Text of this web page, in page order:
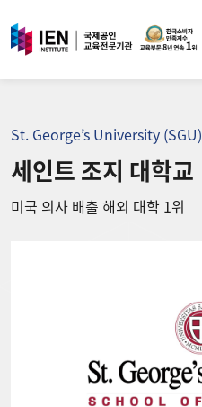
St. George’s University (SGU)
세인트 조지 대학교
미국 의사 배출 해외 대학 1위